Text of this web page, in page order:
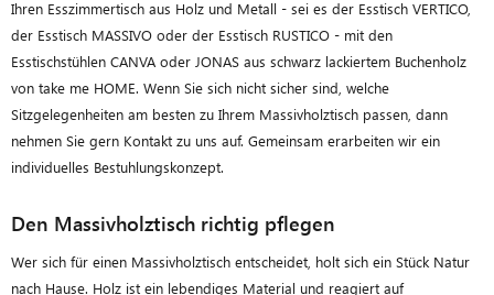
Ihren Esszimmertisch aus Holz und Metall - sei es der Esstisch VERTICO,
der Esstisch MASSIVO oder der Esstisch RUSTICO - mit den
Esstischstühlen CANVA oder JONAS aus schwarz lackiertem Buchenholz
von take me HOME. Wenn Sie sich nicht sicher sind, welche
Sitzgelegenheiten am besten zu Ihrem Massivholztisch passen, dann
nehmen Sie gern Kontakt zu uns auf. Gemeinsam erarbeiten wir ein
individuelles Bestuhlungskonzept.
Den Massivholztisch richtig pflegen
Wer sich für einen Massivholztisch entscheidet, holt sich ein Stück Natur
nach Hause. Holz ist ein lebendiges Material und reagiert auf